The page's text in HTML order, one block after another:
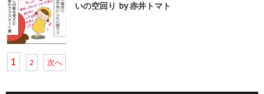
いの空回り by 赤井トマト
1 2 次へ